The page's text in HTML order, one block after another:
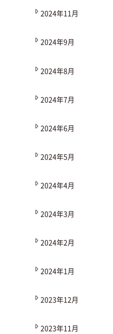
2024年11月
2024年9月
2024年8月
2024年7月
2024年6月
2024年5月
2024年4月
2024年3月
2024年2月
2024年1月
2023年12月
2023年11月